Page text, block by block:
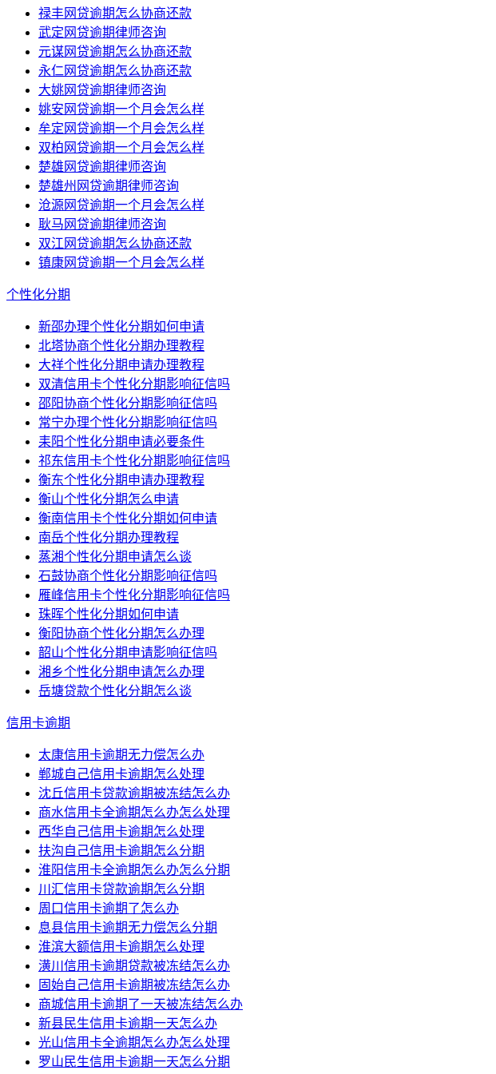
禄丰网贷逾期怎么协商还款
武定网贷逾期律师咨询
元谋网贷逾期怎么协商还款
永仁网贷逾期怎么协商还款
大姚网贷逾期律师咨询
姚安网贷逾期一个月会怎么样
牟定网贷逾期一个月会怎么样
双柏网贷逾期一个月会怎么样
楚雄网贷逾期律师咨询
楚雄州网贷逾期律师咨询
沧源网贷逾期一个月会怎么样
耿马网贷逾期律师咨询
双江网贷逾期怎么协商还款
镇康网贷逾期一个月会怎么样
个性化分期
新邵办理个性化分期如何申请
北塔协商个性化分期办理教程
大祥个性化分期申请办理教程
双清信用卡个性化分期影响征信吗
邵阳协商个性化分期影响征信吗
常宁办理个性化分期影响征信吗
耒阳个性化分期申请必要条件
祁东信用卡个性化分期影响征信吗
衡东个性化分期申请办理教程
衡山个性化分期怎么申请
衡南信用卡个性化分期如何申请
南岳个性化分期办理教程
蒸湘个性化分期申请怎么谈
石鼓协商个性化分期影响征信吗
雁峰信用卡个性化分期影响征信吗
珠晖个性化分期如何申请
衡阳协商个性化分期怎么办理
韶山个性化分期申请影响征信吗
湘乡个性化分期申请怎么办理
岳塘贷款个性化分期怎么谈
信用卡逾期
太康信用卡逾期无力偿怎么办
郸城自己信用卡逾期怎么处理
沈丘信用卡贷款逾期被冻结怎么办
商水信用卡全逾期怎么办怎么处理
西华自己信用卡逾期怎么处理
扶沟自己信用卡逾期怎么分期
淮阳信用卡全逾期怎么办怎么分期
川汇信用卡贷款逾期怎么分期
周口信用卡逾期了怎么办
息县信用卡逾期无力偿怎么分期
淮滨大额信用卡逾期怎么处理
潢川信用卡逾期贷款被冻结怎么办
固始自己信用卡逾期被冻结怎么办
商城信用卡逾期了一天被冻结怎么办
新县民生信用卡逾期一天怎么办
光山信用卡全逾期怎么办怎么处理
罗山民生信用卡逾期一天怎么分期